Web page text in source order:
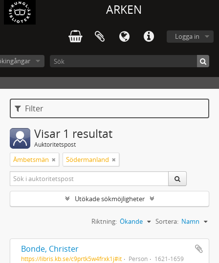
ARKEN
Logga in
Filter
Visar 1 resultat
Auktoritetspost
Ämbetsmän Södermanland
Utökade sökmöjligheter
Sortera: Namn
Riktning: Ökande
Bonde, Christer
https://libris.kb.se/c9prtk5w4frxk1j#it Person 1621-1659